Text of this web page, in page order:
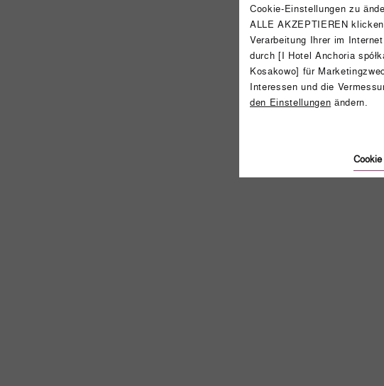
Cookie-Einstellungen zu
ALLE AKZEPTIEREN
Verarbeitung Ihrer im
durch [I Hotel Anchoria
Kosakowo] für
Interessen und die
den Einstellungen ändern.